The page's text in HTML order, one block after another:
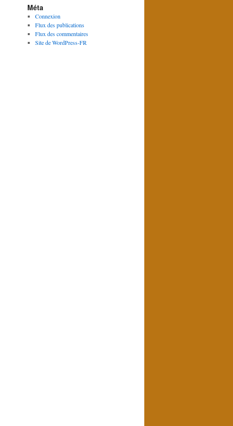
Méta
Connexion
Flux des publications
Flux des commentaires
Site de WordPress-FR